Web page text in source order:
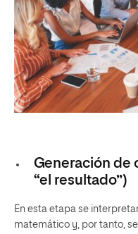
Generación de
“el resultado”)
En esta etapa se
matemático y, por tanto,